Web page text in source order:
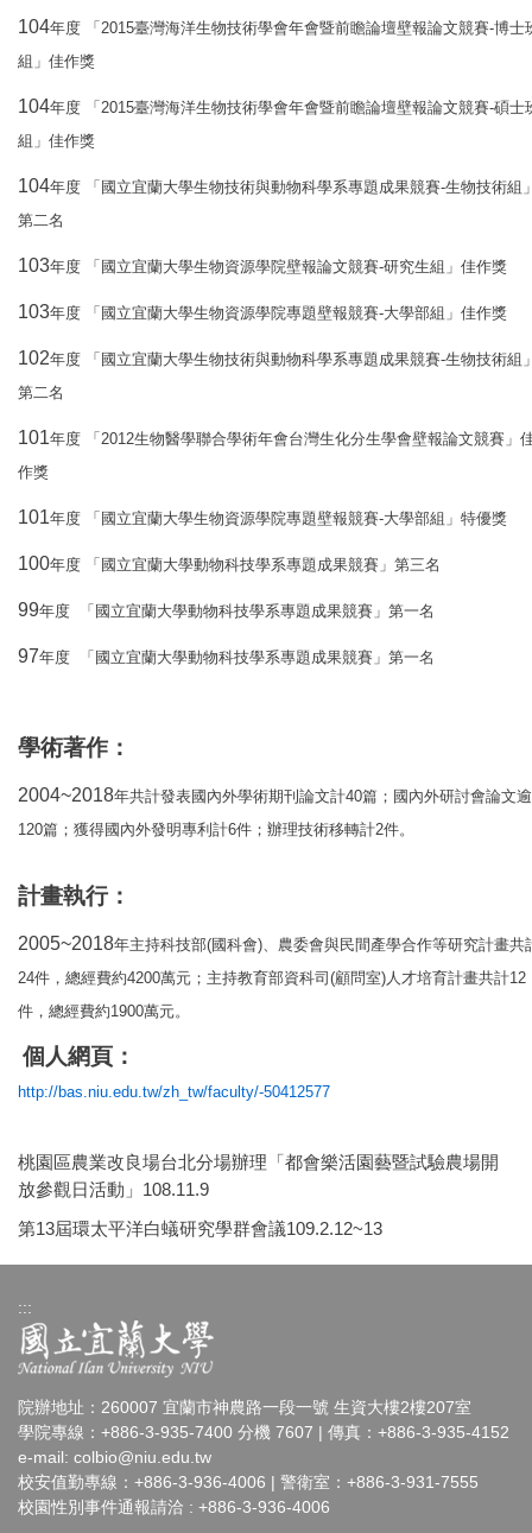
104年度 「 2015臺灣海洋生物技術學會年會暨前瞻論壇壁報論文競賽-博士
組」佳作獎
104年度 「 2015臺灣海洋生物技術學會年會暨前瞻論壇壁報論文競賽-碩士
組」佳作獎
104年度 「國立宜蘭大學生物技術與動物科學系專題成果競賽-生物技術組
第二名
103年度 「國立宜蘭大學生物資源學院壁報論文競賽-研究生組」佳作獎
103年度 「國立宜蘭大學生物資源學院專題壁報競賽-大學部組」佳作獎
102年度 「國立宜蘭大學生物技術與動物科學系專題成果競賽-生物技術組
第二名
101年度 「 2012生物醫學聯合學術年會台灣生化分生學會壁報論文競賽」
作獎
101年度 「國立宜蘭大學生物資源學院專題壁報競賽-大學部組」特優獎
100年度 「國立宜蘭大學動物科技學系專題成果競賽」第三名
99年度 「國立宜蘭大學動物科技學系專題成果競賽」第一名
97年度 「國立宜蘭大學動物科技學系專題成果競賽」第一名
學術著作 ：
2004~2018年共計發表國內外學術期刊論文計40篇；國內外研討會論文逾
120篇；獲得國內外發明專利計6件；辦理技術移轉計2件。
計畫執行：
2005~2018年主持科技部(國科會)、 農委會與民間產學合作等研究計畫共
24件 ， 總經費約4200萬元；主持教育部資科司 (顧問室)人才培育計畫共計12
件 ， 總經費約1900萬元。
個人網頁：
http://bas.niu.edu.tw/zh_tw/faculty/-50412577
桃園區農業改良場台北分場辦理「都會樂活園藝暨試驗農場開
放參觀日活動」108.11.9
第13屆環太平洋白蟻研究學群會議109.2.12~13
:::
院辦地址：260007 宜蘭市神農路一段一號 生資大樓2樓207室
學院專線：+886-3-935-7400 分機 7607 | 傳真：+886-3-935-4152
e-mail: colbio@niu.edu.tw
校安值勤專線：+886-3-936-4006 | 警衛室：+886-3-931-7555
校園性別事件通報請洽 : +886-3-936-4006